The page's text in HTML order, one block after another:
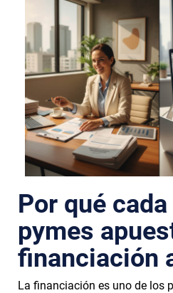
Por qué
pymes
financiación
La financiación es uno de los